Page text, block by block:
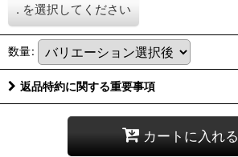
. を選択してください
数量:
返品特約に関する重要事項
カートに入れる